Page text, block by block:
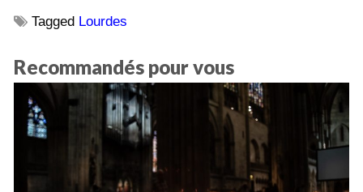
Tagged Lourdes
Recommandés pour vous